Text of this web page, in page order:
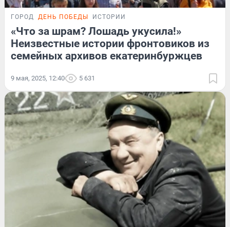
ГОРОД ДЕНЬ ПОБЕДЫ ИСТОРИИ
«Что за шрам? Лошадь укусила!»
Неизвестные истории фронтовиков из
семейных архивов екатеринбуржцев
9 мая, 2025, 12:40 5 631